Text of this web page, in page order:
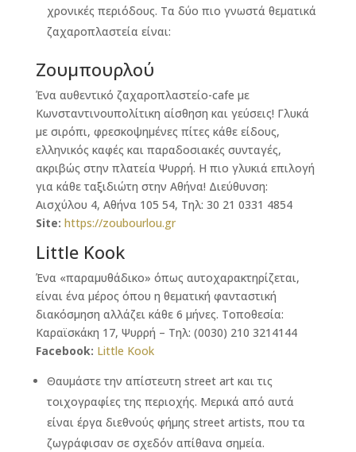
χρονικές περιόδους. Τα δύο πιο γνωστά θεματικά
ζαχαροπλαστεία είναι:
Ζουμπουρλού
Ένα αυθεντικό ζαχαροπλαστείο-cafe με
Κωνσταντινουπολίτικη αίσθηση και γεύσεις! Γλυκά
με σιρόπι, φρεσκοψημένες πίτες κάθε είδους,
ελληνικός καφές και παραδοσιακές συνταγές,
ακριβώς στην πλατεία Ψυρρή. Η πιο γλυκιά επιλογή
για κάθε ταξιδιώτη στην Αθήνα! Διεύθυνση:
Αισχύλου 4, Αθήνα 105 54, Τηλ: 30 21 0331 4854
Site: https://zoubourlou.gr
Little Kook
Ένα «παραμυθάδικο» όπως αυτοχαρακτηρίζεται,
είναι ένα μέρος όπου η θεματική φανταστική
διακόσμηση αλλάζει κάθε 6 μήνες. Τοποθεσία:
Καραϊσκάκη 17, Ψυρρή – Τηλ: (0030) 210 3214144
Facebook: Little Kook
Θαυμάστε την απίστευτη street art και τις
τοιχογραφίες της περιοχής. Μερικά από αυτά
είναι έργα διεθνούς φήμης street artists, που τα
ζωγράφισαν σε σχεδόν απίθανα σημεία.